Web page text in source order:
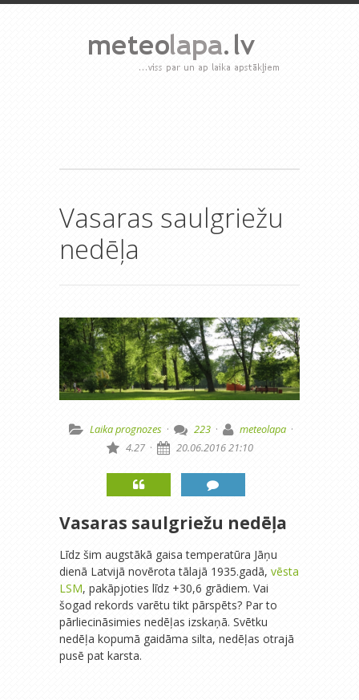
Vasaras saulgriežu
nedēļa
Laika prognozes · 223 · meteolapa ·
4.27 · 20.06.2016 21:10
Vasaras saulgriežu nedēļa
Līdz šim augstākā gaisa temperatūra Jāņu
dienā Latvijā novērota tālajā 1935.gadā, vēsta
LSM, pakāpjoties līdz +30,6 grādiem. Vai
šogad rekords varētu tikt pārspēts? Par to
pārliecināsimies nedēļas izskaņā. Svētku
nedēļa kopumā gaidāma silta, nedēļas otrajā
pusē pat karsta.